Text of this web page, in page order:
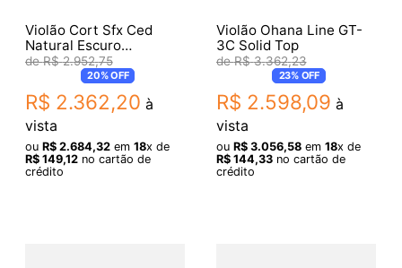
Violão Cort Sfx Ced
Natural Escuro
Eletroacústico Aço
R$ 2.952,75
20%OFF
R$ 2.362,20 à
vista
ou R$ 2.684,32em 18x de
R$ 149,12no cartão de
crédito
Violão Ohana Line GT-
3C Solid Top
R$ 3.362,23
23%OFF
R$ 2.598,09 à
vista
ou R$ 3.056,58em 18x de
R$ 144,33no cartão de
crédito